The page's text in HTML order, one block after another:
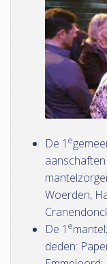
De 1 e
Woerden,
De 1 e
deden: